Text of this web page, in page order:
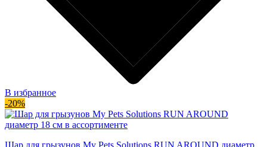
В избранное
-20%
Шар для грызунов My Pets Solutions RUN AROUND диаметр